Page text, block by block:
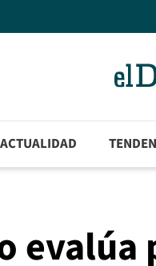
ACTUALIDAD
evalúa